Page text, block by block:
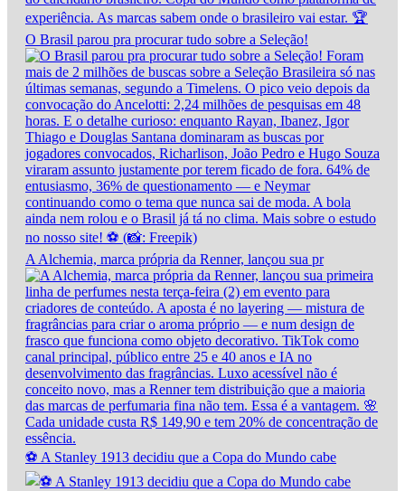
O Brasil parou pra procurar tudo sobre a Seleção!
A Alchemia, marca própria da Renner, lançou sua pr
⚽ A Stanley 1913 decidiu que a Copa do Mundo cabe